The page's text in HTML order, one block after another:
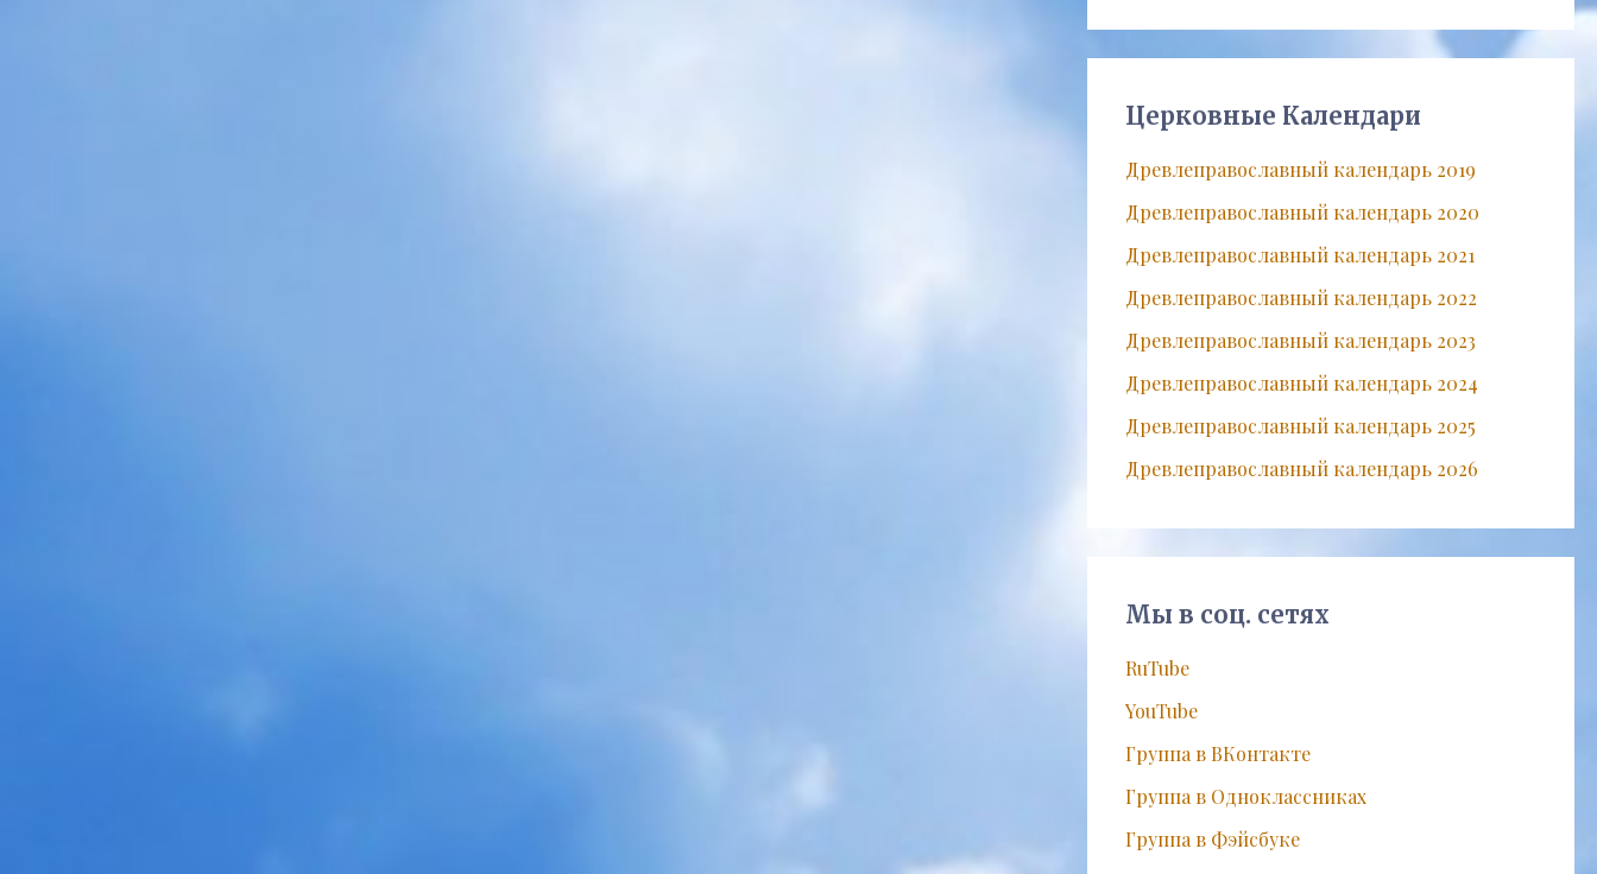
Церковные Календари
Древлеправославный календарь 2019
Древлеправославный календарь 2020
Древлеправославный календарь 2021
Древлеправославный календарь 2022
Древлеправославный календарь 2023
Древлеправославный календарь 2024
Древлеправославный календарь 2025
Древлеправославный календарь 2026
Мы в соц. сетях
RuTube
YouTube
Группа в ВКонтакте
Группа в Одноклассниках
Группа в Фэйсбуке